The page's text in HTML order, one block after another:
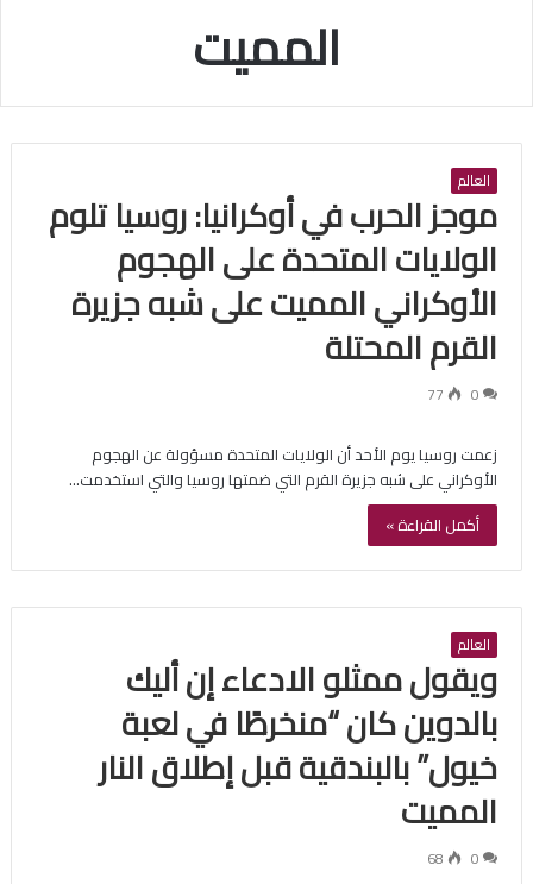
المميت
العالم
موجز الحرب في أوكرانيا: روسيا تلوم
الولايات المتحدة على الهجوم
الأوكراني المميت على شبه جزيرة
القرم المحتلة
0
77
زعمت روسيا يوم الأحد أن الولايات المتحدة مسؤولة عن الهجوم
الأوكراني على شبه جزيرة القرم التي ضمتها روسيا والتي استخدمت…
أكمل القراءة »
العالم
ويقول ممثلو الادعاء إن أليك
بالدوين كان “منخرطًا في لعبة
خيول” بالبندقية قبل إطلاق النار
المميت
0
68